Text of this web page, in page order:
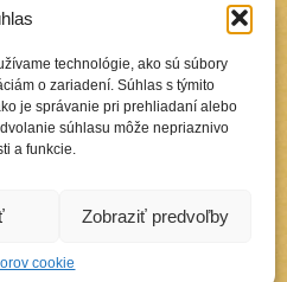
technológie, ako sú súbory
o zariadení. Súhlas s týmito
je správanie pri prehliadaní alebo
súhlasu môže nepriaznivo
a funkcie.
Zobraziť predvoľby
cookie